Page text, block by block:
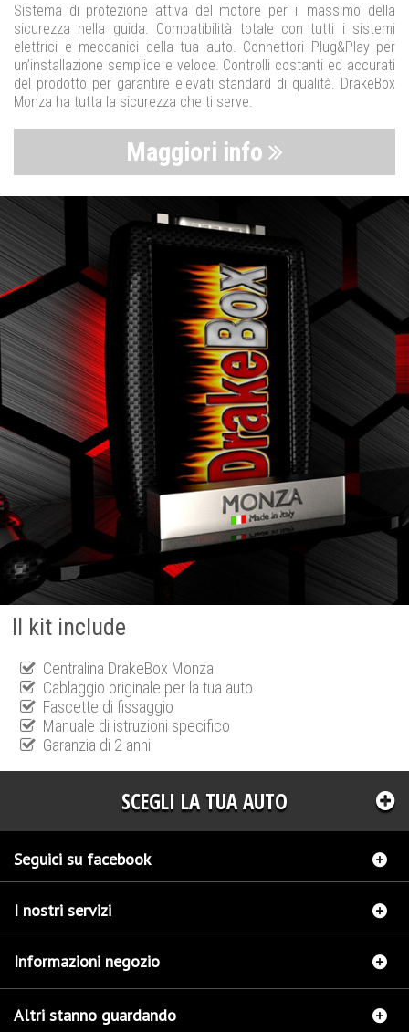
Sistema di protezione attiva del motore per il massimo della
sicurezza nella guida. Compatibilità totale con tutti i sistemi
elettrici e meccanici della tua auto. Connettori Plug&Play per
un’installazione semplice e veloce. Controlli costanti ed accurati
del prodotto per garantire elevati standard di qualità. DrakeBox
Monza ha tutta la sicurezza che ti serve.
Maggiori info
Il kit include
Centralina DrakeBox Monza
Cablaggio originale per la tua auto
Fascette di fissaggio
Manuale di istruzioni specifico
Garanzia di 2 anni
SCEGLI LA TUA AUTO
Seguici su facebook
I nostri servizi
Informazioni negozio
Altri stanno guardando